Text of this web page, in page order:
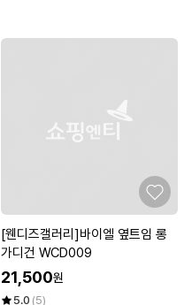
[웬디즈갤러리]바이엘 옆트임 롱
가디건 WCD009
21,500원
5.0 (5)